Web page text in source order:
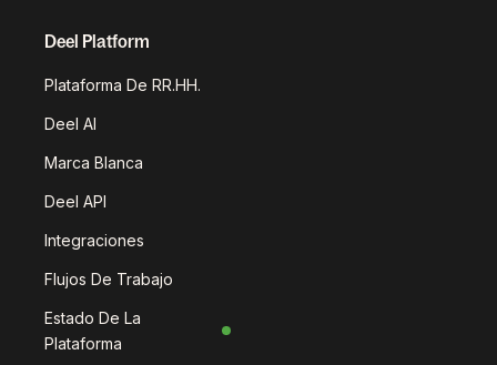
Deel Platform
Plataforma De RR.HH.
Deel AI
Marca Blanca
Deel API
Integraciones
Flujos De Trabajo
Estado De La
Plataforma